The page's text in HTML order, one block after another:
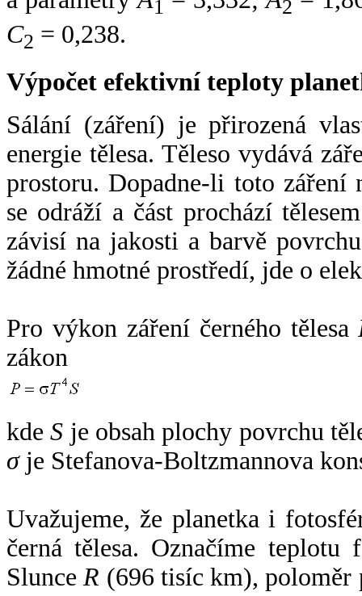
1 2
C2 = 0,238.
Výpočet efektivní teploty
Sálání (záření) je přirozená
energie tělesa. Těleso vydává
prostoru. Dopadne-li toto záření
se odráží a část prochází
závisí na jakosti a barvě
žádné hmotné prostředí, jde o
Pro výkon záření černého tělesa
zákon
kdeS je obsah plochy povrchu
σje Stefanova-Boltzmannova
Uvažujeme, že planetka i
černá tělesa. Označíme
SlunceR (696 tisíc km),